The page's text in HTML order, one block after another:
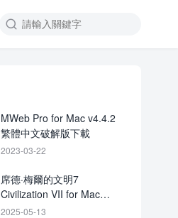

MWeb Pro for Mac v4.4.2
繁體中文破解版下載
2023-03-22
席德·梅爾的文明7
Civilization VII for Mac
v1.2.0.1 中文破解版下載
2025-05-13